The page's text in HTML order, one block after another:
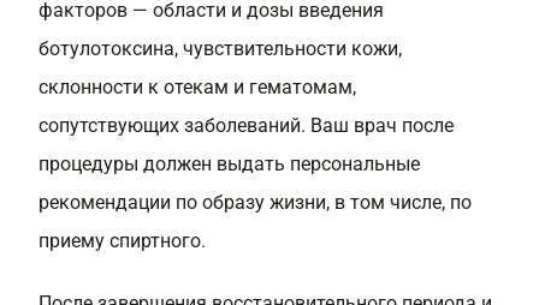
факторов — области и дозы введения
ботулотоксина, чувствительности кожи,
склонности к отекам и гематомам,
сопутствующих заболеваний. Ваш врач после
процедуры должен выдать персональные
рекомендации по образу жизни, в том числе, по
приему спиртного.